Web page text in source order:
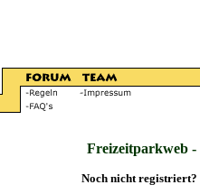
Freizeitparkweb
Noch nicht registriert?